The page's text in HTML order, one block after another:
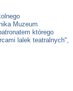
Muzeum
którego
lalek teatralnych",